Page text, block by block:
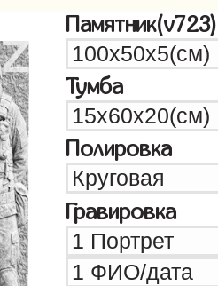
Памятник(v723)
Тумба
Полировка
Гравировка